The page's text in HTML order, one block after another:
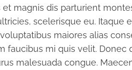
magnis dis parturient
scelerisque eu. Itaque
maiores alias
faucibus mi quis velit. Donec
malesuada congue.